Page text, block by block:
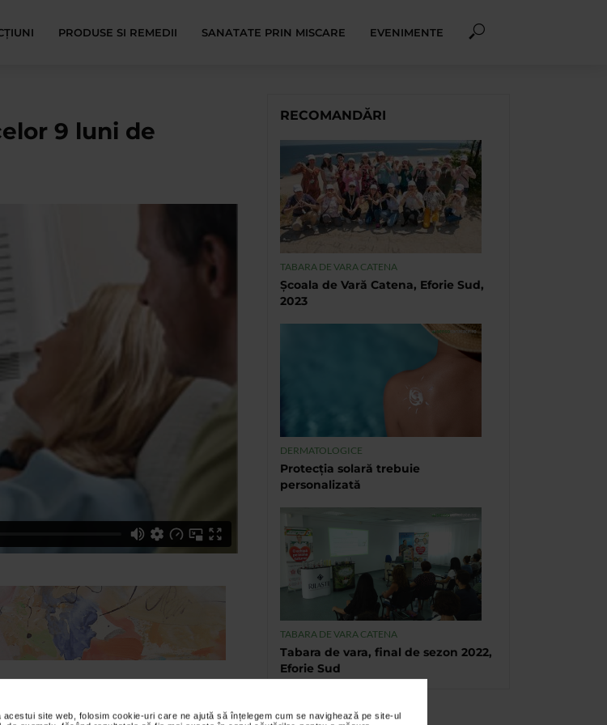
site web, folosim cookie-uri care ne ajută să înțelegem cum se navighează pe site-ul
PRODUSE SI REMEDII SANATATE PRIN MISCARE EVENIMENTE
9 luni de
RECOMANDĂRI
TABARA DE VARA CATENA
Școala de Vară Catena, Eforie Sud,
2023
DERMATOLOGICE
Protecția solară trebuie
personalizată
TABARA DE VARA CATENA
Tabara de vara, final de sezon 2022,
Eforie Sud